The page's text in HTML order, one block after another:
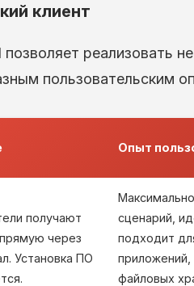
клиент
реализовать
пользовательским
Опыт
получают
через
Установка ПО
сценарий,
подходит
приложений,
файловых